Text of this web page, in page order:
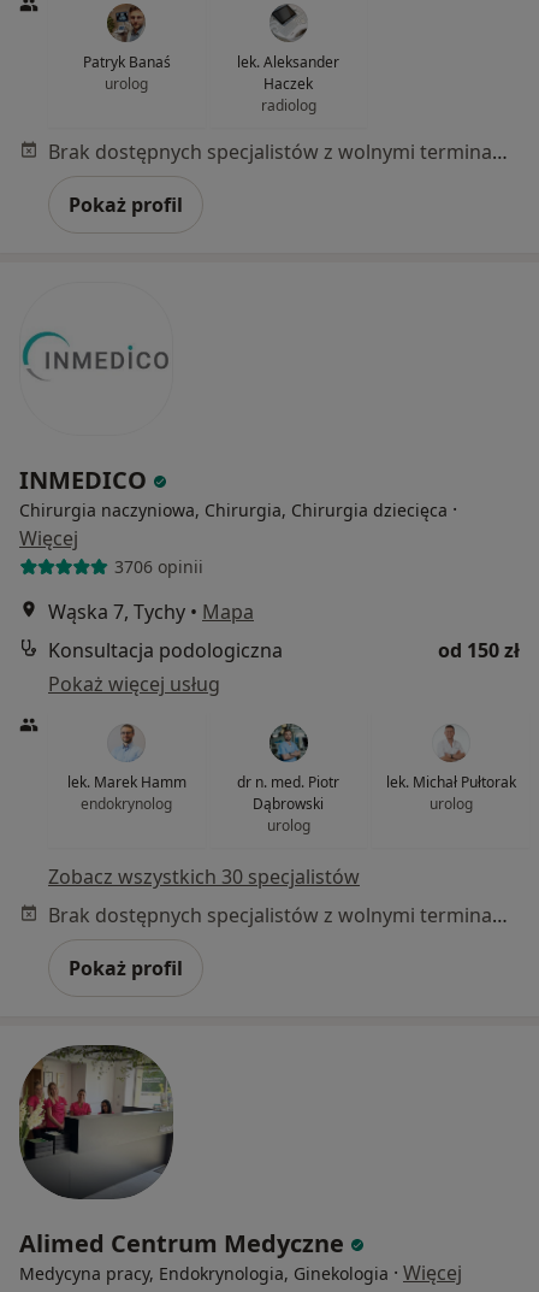
Patryk Banaś
urolog
lek. Aleksander
Haczek
radiolog
Brak dostępnych specjalistów z wolnymi terminami w tym centrum medycznym.
Pokaż profil
INMEDICO
Chirurgia naczyniowa, Chirurgia, Chirurgia dziecięca ·
Więcej
3706 opinii
Wąska 7, Tychy • Mapa
Konsultacja podologiczna
od 150 zł
Pokaż więcej usług
lek. Marek Hamm
endokrynolog
dr n. med. Piotr
Dąbrowski
urolog
lek. Michał Pułtorak
urolog
Zobacz wszystkich 30 specjalistów
Brak dostępnych specjalistów z wolnymi terminami w tym centrum medycznym.
Pokaż profil
Alimed Centrum Medyczne
Medycyna pracy, Endokrynologia, Ginekologia · Więcej